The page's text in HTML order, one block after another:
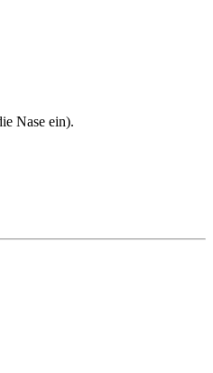
Nase ein).